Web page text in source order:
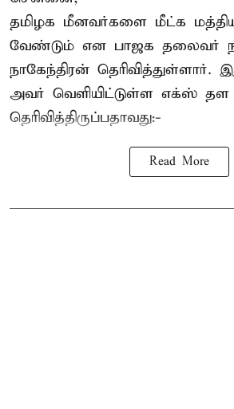
தமிழக மீனவர்களை மீட்க
வேண்டும் என பாஜக தலைவர்
நாகேந்திரன் தெரிவித்துள்ளார்.
அவர் வெளியிட்டுள்ள எக்ஸ் தள
தெரிவித்திருப்பதாவது:-
Read More